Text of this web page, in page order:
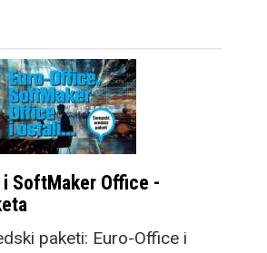
SoftMaker Office -
paketi: Euro-Office i